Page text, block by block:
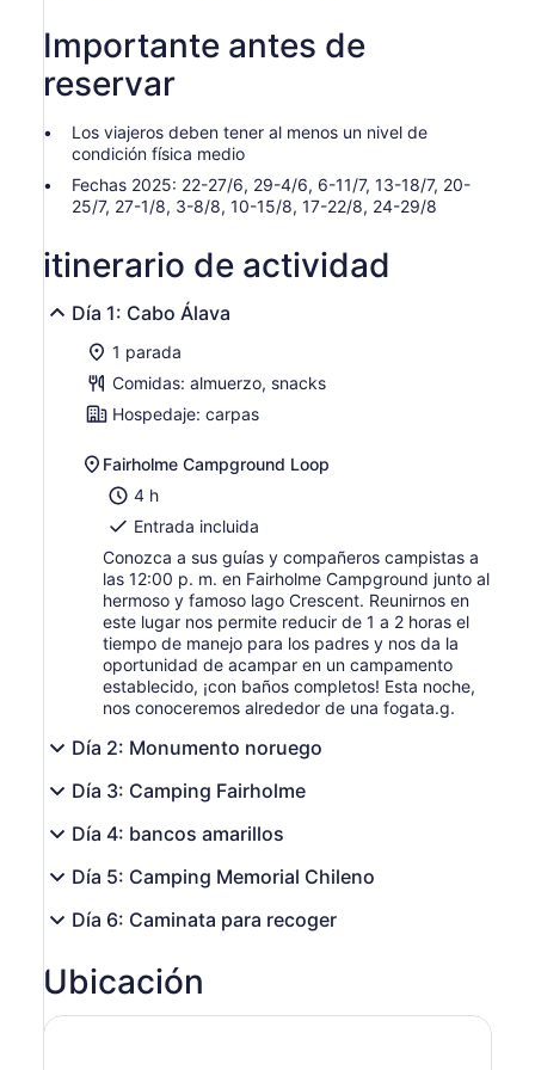
Importante antes de
reservar
Los viajeros deben tener al menos un nivel de
condición física medio
Fechas 2025: 22-27/6, 29-4/6, 6-11/7, 13-18/7, 20-
25/7, 27-1/8, 3-8/8, 10-15/8, 17-22/8, 24-29/8
itinerario de actividad
Día 1: Cabo Álava
1 parada
Comidas: almuerzo, snacks
Hospedaje: carpas
Fairholme Campground Loop
4 h
Entrada incluida
Conozca a sus guías y compañeros campistas a
las 12:00 p. m. en Fairholme Campground junto al
hermoso y famoso lago Crescent. Reunirnos en
este lugar nos permite reducir de 1 a 2 horas el
tiempo de manejo para los padres y nos da la
oportunidad de acampar en un campamento
establecido, ¡con baños completos! Esta noche,
nos conoceremos alrededor de una fogata.g.
Día 2: Monumento noruego
Día 3: Camping Fairholme
Día 4: bancos amarillos
Día 5: Camping Memorial Chileno
Día 6: Caminata para recoger
Ubicación